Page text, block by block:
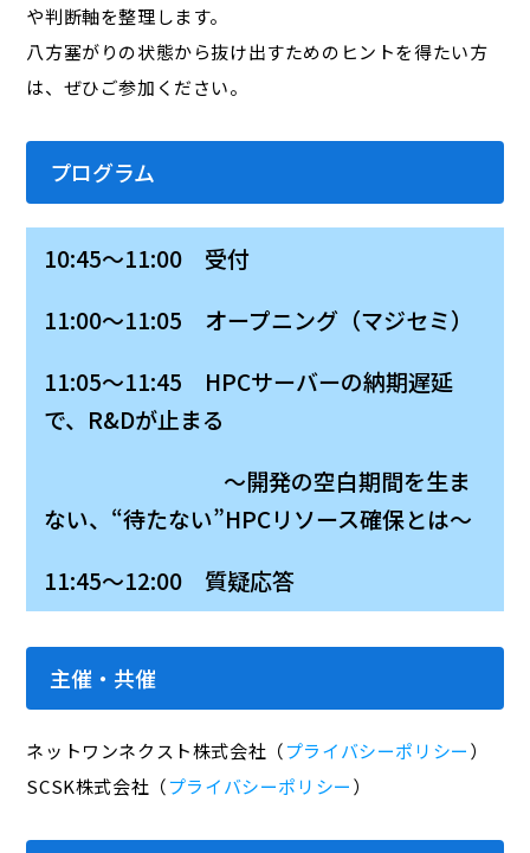
や判断軸を整理します。
八方塞がりの状態から抜け出すためのヒントを得たい方
は、ぜひご参加ください。
プログラム
10:45～11:00 受付
11:00～11:05 オープニング（マジセミ）
11:05～11:45 HPCサーバーの納期遅延
で、R&Dが止まる
～開発の空白期間を生ま
ない、“待たない”HPCリソース確保とは～
11:45～12:00 質疑応答
主催・共催
ネットワンネクスト株式会社（プライバシーポリシー）
SCSK株式会社（プライバシーポリシー）